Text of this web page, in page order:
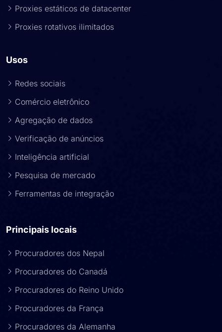
Proxies estáticos de datacenter
Proxies rotativos ilimitados
Usos
Redes sociais
Comércio eletrônico
Agregação de dados
Verificação de anúncios
Inteligência artificial
Pesquisa de mercado
Ferramentas de integração
Principais locais
Procuradores dos Nepal
Procuradores do Canadá
Procuradores do Reino Unido
Procuradores da França
Procuradores da Alemanha